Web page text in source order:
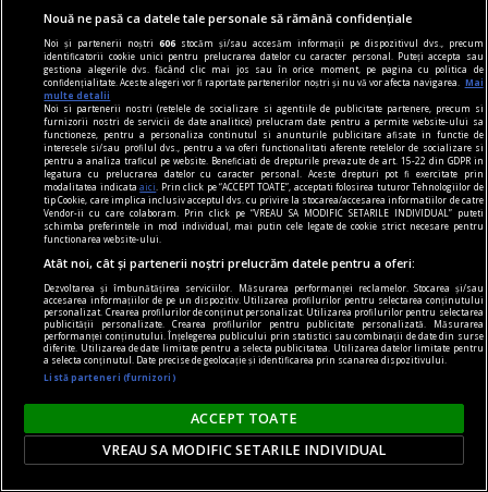
cititori
„Insula” care unește. Cum aduni într-un spațiu
mic o comunitate de cititori?
O comunitate de cititori nu are nevoie de o sală
mare sau de bugete generoase. Are nevoie de
Nouă ne pasă ca datele tale personale să rămână confidențiale
Noi și partenerii noștri606 stocăm și/sau accesăm informații pe dispozitivul dvs., precum
identificatorii cookie unici pentru prelucrarea datelor cu caracter personal. Puteți accepta sau
gestiona alegerile dvs. făcând clic mai jos sau în orice moment, pe pagina cu politica de
confidențialitate. Aceste alegeri vor fi raportate partenerilor noștri și nu vă vor afecta navigarea.
Mai
multe detalii
Noi si partenerii nostri (retelele de socializare si agentiile de publicitate partenere, precum si
furnizorii nostri de servicii de date analitice) prelucram date pentru a permite website-ului sa
functioneze, pentru a personaliza continutul si anunturile publicitare afisate in functie de
interesele si/sau profilul dvs., pentru a va oferi functionalitati aferente retelelor de socializare si
pentru a analiza traficul pe website. Beneficiati de drepturile prevazute de art. 15-22 din GDPR in
legatura cu prelucrarea datelor cu caracter personal. Aceste drepturi pot fi exercitate prin
modalitatea indicataaici
. Prin click pe “ACCEPT TOATE”, acceptati folosirea tuturor Tehnologiilor de
tip Cookie, care implica inclusiv acceptul dvs. cu privire la stocarea/accesarea informatiilor de catre
Vendor-ii cu care colaboram. Prin click pe “VREAU SA MODIFIC SETARILE INDIVIDUAL” puteti
schimba preferintele in mod individual, mai putin cele legate de cookie strict necesare pentru
functionarea website-ului.
Atât noi, cât și partenerii noștri prelucrăm datele pentru a oferi:
Dezvoltarea și îmbunătățirea serviciilor. Măsurarea performanței reclamelor. Stocarea și/sau
accesarea informațiilor de pe un dispozitiv. Utilizarea profilurilor pentru selectarea conținutului
personalizat. Crearea profilurilor de conținut personalizat. Utilizarea profilurilor pentru selectarea
publicității personalizate. Crearea profilurilor pentru publicitate personalizată. Măsurarea
performanței conținutului. Înțelegerea publicului prin statistici sau combinații de date din surse
diferite. Utilizarea de date limitate pentru a selecta publicitatea. Utilizarea datelor limitate pentru
a selecta conținutul. Date precise de geolocație și identificarea prin scanarea dispozitivului.
Listă parteneri (furnizori)
ACCEPT TOATE
VREAU SA MODIFIC SETARILE INDIVIDUAL